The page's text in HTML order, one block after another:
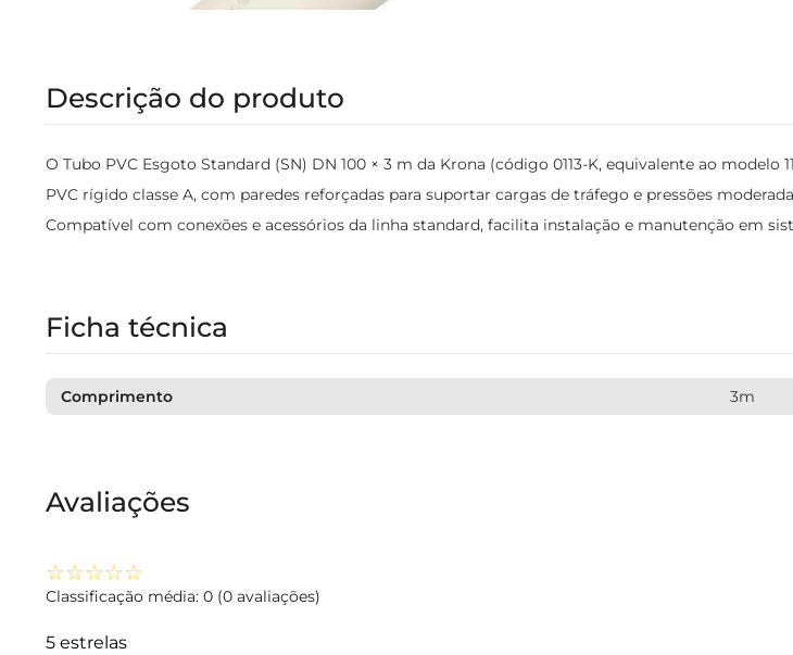
Descrição do produto
O Tubo PVC Esgoto Standard (SN) DN 100 × 3 m da Krona (código 0113-K, equivalente ao
PVC rígido classe A, com paredes reforçadas para suportar cargas de tráfego e pressões
Compatível com conexões e acessórios da linha standard, facilita instalação e manutenção em
Ficha técnica
Comprimento 3m
Avaliações
☆☆☆☆☆
Classificação média: 0 (0 avaliações)
5 estrelas